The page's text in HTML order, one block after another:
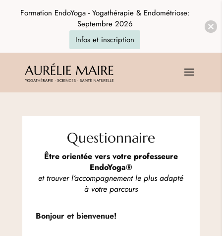
Questionnaire
Être orientée vers votre professeure
EndoYoga®
et trouver l’accompagnement le plus adapté
à votre parcours
Bonjour et bienvenue!
Formation EndoYoga - Yogathérapie & Endométriose:
Septembre 2026
Infos et inscription